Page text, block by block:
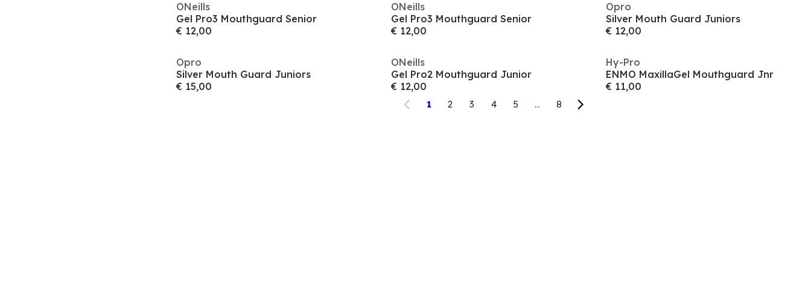
ONeills
Gel Pro3 Mouthguard Senior
€ 12,00
ONeills
Gel Pro3 Mouthguard Senior
€ 12,00
Opro
Silver Mouth Guard Juniors
€ 12,00
Opro
Silver Mouth Guard Juniors
€ 15,00
ONeills
Gel Pro2 Mouthguard Junior
€ 12,00
Hy-Pro
ENMO MaxillaGel Mouthguard Jnr
€ 11,00
1 2 3 4 5 ... 8